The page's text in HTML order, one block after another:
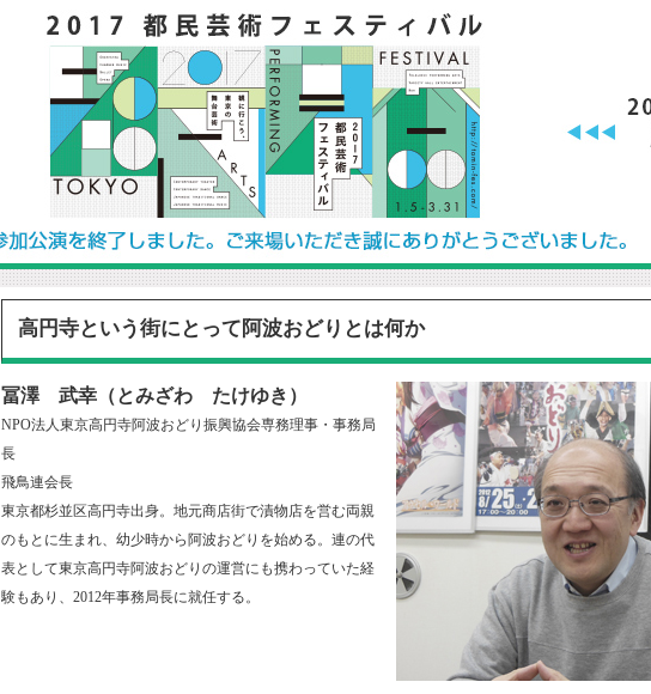
高円寺という街にとって阿波おどりとは何か
冨澤 武幸（とみざわ たけゆき）
NPO法人東京高円寺阿波おどり振興協会専務理事・事務局
長
飛鳥連会長
東京都杉並区高円寺出身。地元商店街で漬物店を営む両親
のもとに生まれ、幼少時から阿波おどりを始める。連の代
表として東京高円寺阿波おどりの運営にも携わっていた経
験もあり、2012年事務局長に就任する。